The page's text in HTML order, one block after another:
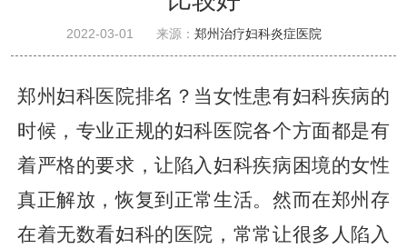
2022-03-01 来源： 郑州治疗妇科炎症医院
郑州妇科医院排名？当女性患有妇科疾病的
时候，专业正规的妇科医院各个方面都是有
着严格的要求，让陷入妇科疾病困境的女性
真正解放，恢复到正常生活。然而在郑州存
在着无数看妇科的医院，常常让很多人陷入